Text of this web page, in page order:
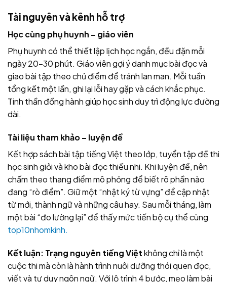
Tài nguyên và kênh hỗ trợ
Học cùng phụ huynh – giáo viên
Phụ huynh có thể thiết lập lịch học ngắn, đều đặn mỗi
ngày 20–30 phút. Giáo viên gợi ý danh mục bài đọc và
giao bài tập theo chủ điểm để tránh lan man. Mỗi tuần
tổng kết một lần, ghi lại lỗi hay gặp và cách khắc phục.
Tinh thần đồng hành giúp học sinh duy trì động lực đường
dài.
Tài liệu tham khảo – luyện đề
Kết hợp sách bài tập tiếng Việt theo lớp, tuyển tập đề thi
học sinh giỏi và kho bài đọc thiếu nhi. Khi luyện đề, nên
chấm theo thang điểm mô phỏng để biết rõ phần nào
đang “rò điểm”. Giữ một “nhật ký từ vựng” để cập nhật
từ mới, thành ngữ và những câu hay. Sau mỗi tháng, làm
một bài “đo lường lại” để thấy mức tiến bộ cụ thể cùng
top10nhomkinh.
Kết luận: Trạng nguyên tiếng Việtkhông chỉ là một
cuộc thi mà còn là hành trình nuôi dưỡng thói quen đọc,
viết và tư duy ngôn ngữ. Với lộ trình 4 bước, mẹo làm bài